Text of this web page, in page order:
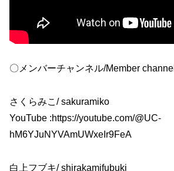
〇メンバーチャンネル/Member channel
さくらみこ/ sakuramiko
YouTube :https://youtube.com/@UC-
hM6YJuNYVAmUWxeIr9FeA
白上フブキ/ shirakamifubuki